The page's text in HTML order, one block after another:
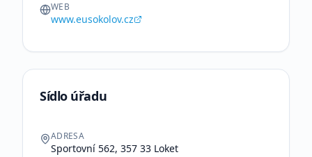
WEB
www.eusokolov.cz
Sídlo úřadu
ADRESA
Sportovní 562, 357 33 Loket